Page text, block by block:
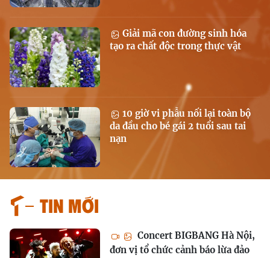
Giải mã con đường sinh hóa
tạo ra chất độc trong thực vật
10 giờ vi phẫu nối lại toàn bộ
da đầu cho bé gái 2 tuổi sau tai
nạn
Tin mới
Concert BIGBANG Hà Nội,
đơn vị tổ chức cảnh báo lừa đảo